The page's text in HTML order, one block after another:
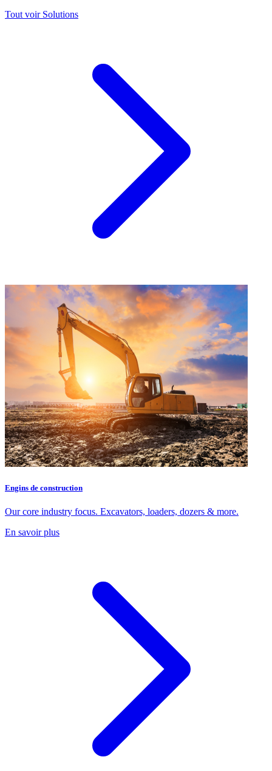
Tout voir Solutions
Engins de construction
Our core industry focus. Excavators, loaders, dozers & more.
En savoir plus